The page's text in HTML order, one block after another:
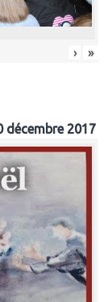
› »
décembre 2017